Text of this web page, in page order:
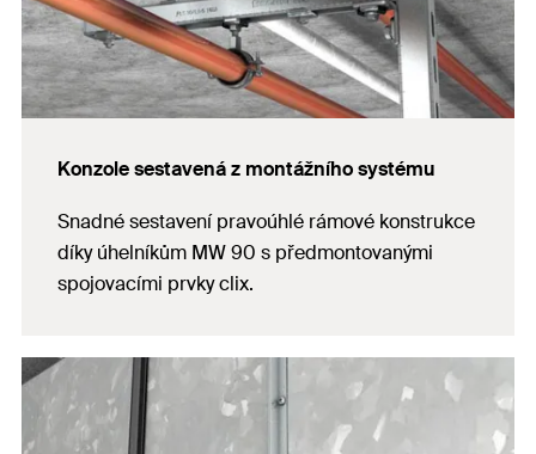
Konzole sestavená z montážního systému
Snadné sestavení pravoúhlé rámové konstrukce
díky úhelníkům MW 90 s předmontovanými
spojovacími prvky clix.